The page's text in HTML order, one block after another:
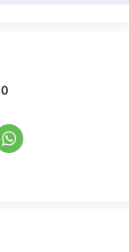
0